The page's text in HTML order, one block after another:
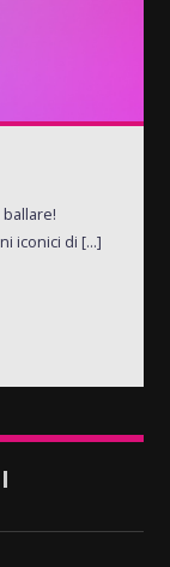
iconici di [...]